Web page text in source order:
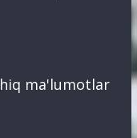
ma'lumotlar